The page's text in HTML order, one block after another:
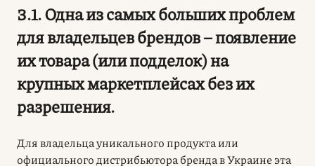
3.1. Одна из самых больших проблем
для владельцев брендов – появление
их товара (или подделок) на
крупных маркетплейсах без их
разрешения.
Для владельца уникального продукта или
официального дистрибьютора бренда в Украине эта